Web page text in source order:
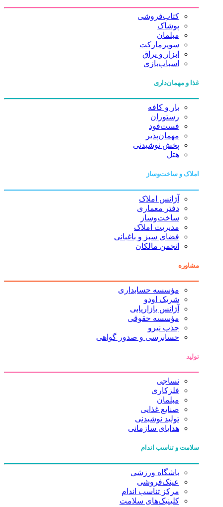
کتاب‌فروشی
پوشاک
مبلمان
سوپرمارکت
ابزار و یراق
اسباب‌بازی
غذا و مهمان‌داری
بار و کافه
رستوران
فست‌فود
مهمان‌پذیر
پخش نوشیدنی
هتل
املاک و ساخت‌وساز
آژانس املاک
دفتر معماری
ساخت‌وساز
مدیریت املاک
فضای سبز و باغبانی
انجمن مالکان
مشاوره
مؤسسه حسابداری
شریک اودو
آژانس بازاریابی
مؤسسه حقوقی
جذب نیرو
حسابرسی و صدور گواهی
تولید
نساجی
فلزکاری
مبلمان
صنایع غذایی
تولید نوشیدنی
هدایای سازمانی
سلامت و تناسب اندام
باشگاه ورزشی
عینک‌فروشی
مرکز تناسب اندام
کلینیک‌های سلامت